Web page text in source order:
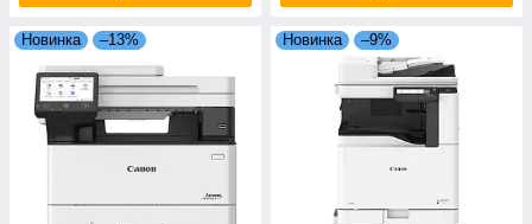
Новинка –13% Новинка –9%